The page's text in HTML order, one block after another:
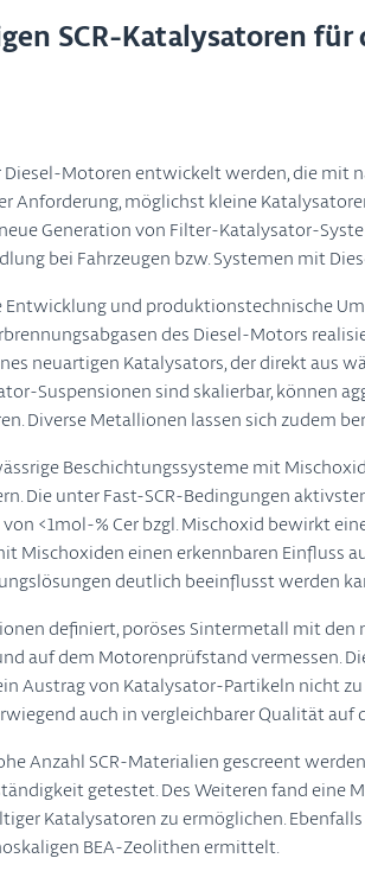
SCR-Katalysatoren
Motoren entwickelt werden, die mit
Anforderung, möglichst kleine
Generation von Filter-Katalysator-
bei Fahrzeugen bzw. Systemen mit
und produktionstechnische
des Diesel-Motors
neuartigen Katalysators, der direkt aus
Suspensionen sind skalierbar, können
Diverse Metallionen lassen sich zudem
Beschichtungssysteme mit
Die unter Fast-SCR-Bedingungen
<1mol-% Cer bzgl. Mischoxid bewirkt
Mischoxiden einen erkennbaren Einfluss
deutlich beeinflusst werden
definiert, poröses Sintermetall mit
auf dem Motorenprüfstand vermessen.
Austrag von Katalysator-Partikeln nicht
auch in vergleichbarer Qualität
Anzahl SCR-Materialien gescreent
getestet. Des Weiteren fand eine
Katalysatoren zu ermöglichen.
BEA-Zeolithen ermittelt.